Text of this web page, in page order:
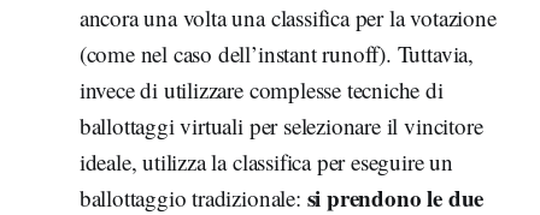
ancora una volta una classifica per la votazione
(come nel caso dell’instant runoff). Tuttavia,
invece di utilizzare complesse tecniche di
ballottaggi virtuali per selezionare il vincitore
ideale, utilizza la classifica per eseguire un
ballottaggio tradizionale: si prendono le due